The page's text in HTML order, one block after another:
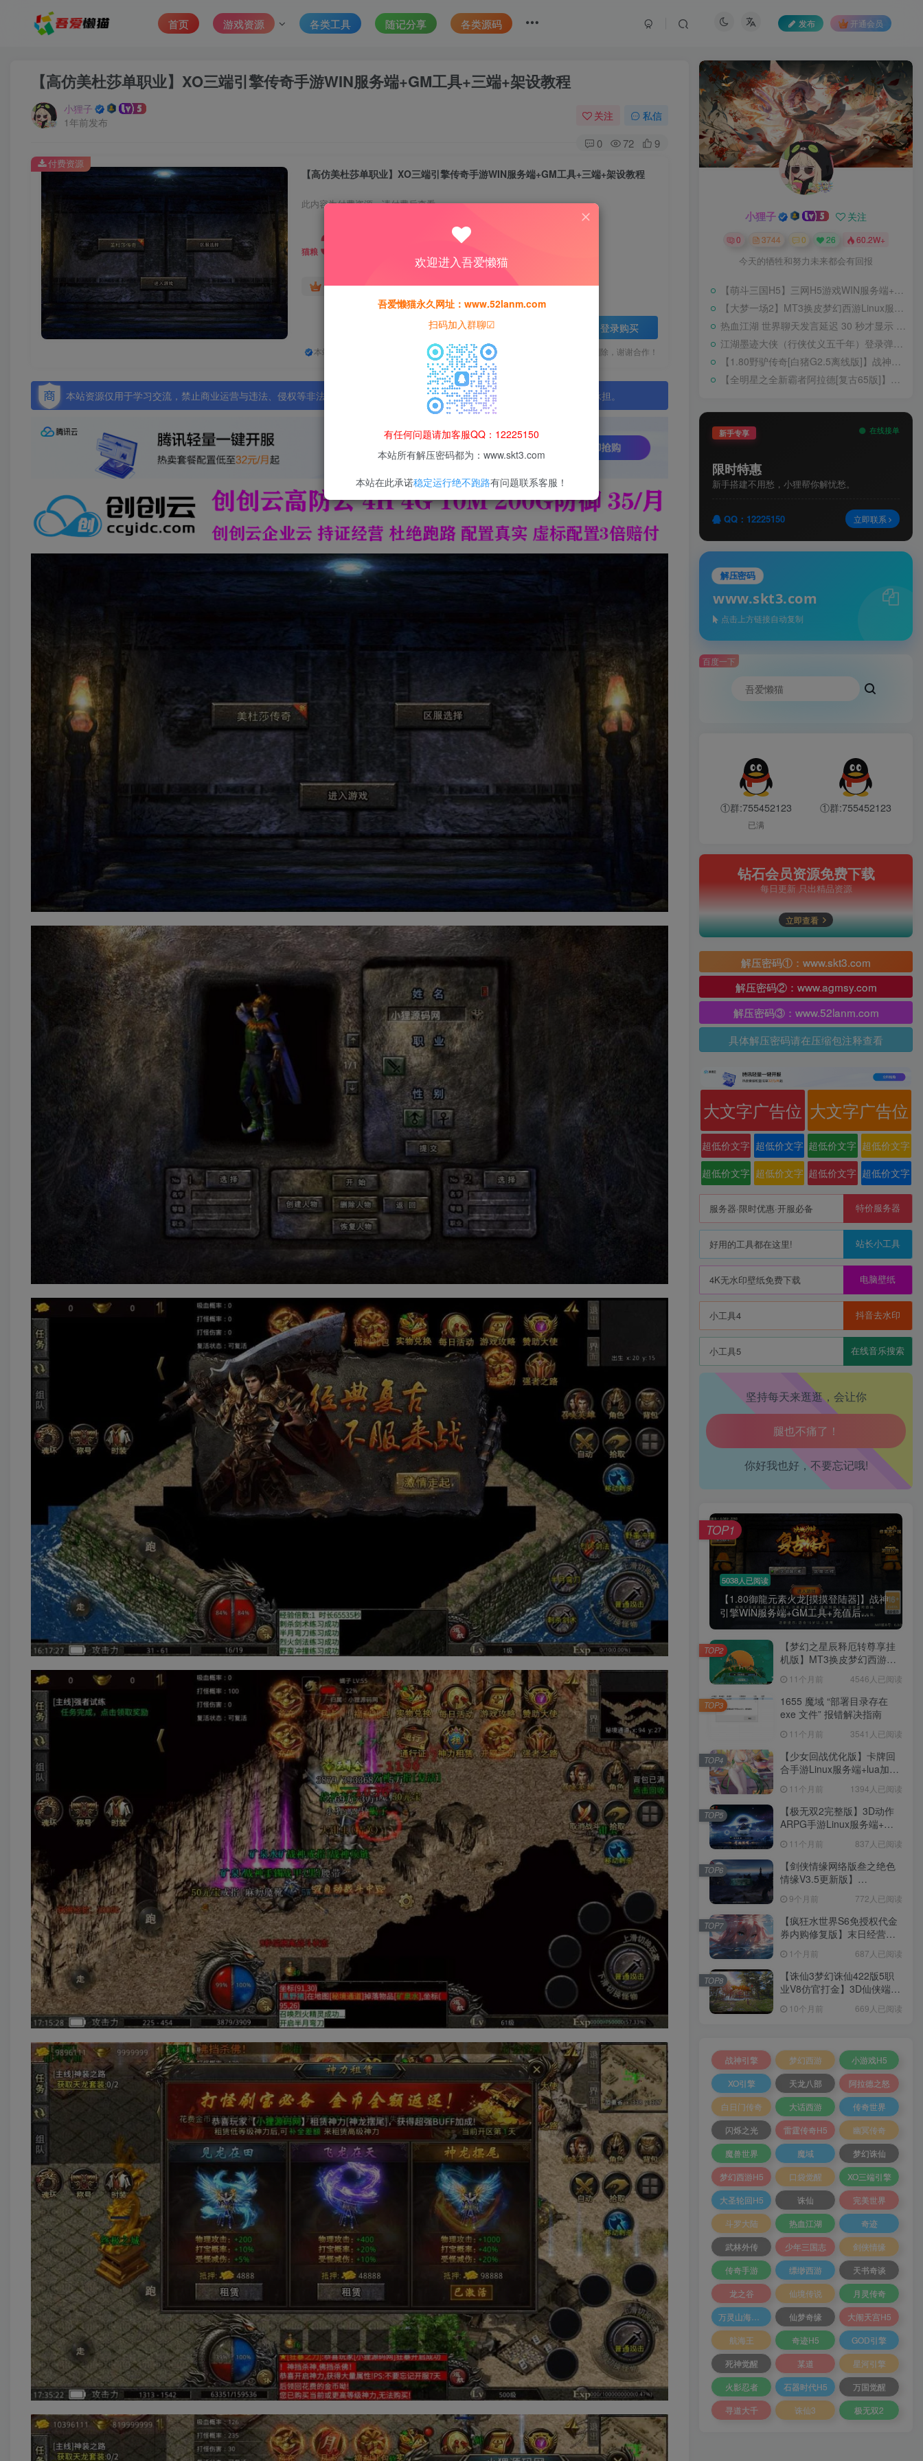
首页 游戏资源 各类工具 随记分享 各类源码 发布 开通会员
【高仿美杜莎单职业】XO三端引擎传奇手游WIN服务端+GM工具+三端+架设教程
小狸子
1年前发布
关注 私信
0 72 9
【高仿美杜莎单职业】XO三端引擎传奇手游WIN服务端+GM工具+三端+架设教程
此内容为付费资源，请付费后查看
猫粮 30
黄金会员猫粮15 钻石会员免费
登录购买
本站所有资源均为网络收集整理而来，仅供学习研究使用，请在下载后24h内删除，谢谢合作！
付费资源
本站资源仅用于学习交流，禁止商业运营与违法、侵权等非法行为；资源下载后请于 24 小时内删除，违规后果由使用者自行承担。
小狸子 关注
0 3744 0 26 60.2W+
今天的牺牲和努力未来都会有回报
【萌斗三国H5】三网H5游戏WIN服务端+开服清档+GM后台+架设教程
【大梦一场2】MT3换皮梦幻西游Linux服务端+GM后台+源码+双端+架设教程
热血江湖 世界聊天发言延迟 30 秒才显示 BUG 修复教程
江湖墨迹大侠（行侠仗义五千年）登录弹出 WELCOME 提示无法进游戏修复教程
【1.80野驴传奇[白猪G2.5离线版]】战神引擎WIN服务端+GM工具+充值后台+安卓+架设教程
【全明星之全新霸者阿拉德[复古65版]】横版闯关手游Linux服务端+配套表+WEB管理后台+GM授权后台+双端+架设教程
新手专享 在线接单
限时特惠
新手搭建不用愁，小狸帮你解忧愁。
QQ：12225150 立即联系
解压密码
www.skt3.com
点击上方链接自动复制
百度一下
①群:755452123
已满
①群:755452123
钻石会员资源免费下载
每日更新 只出精品资源
立即查看
解压密码①：www.skt3.com
解压密码②：www.agmsy.com
解压密码③：www.52lanm.com
具体解压密码请在压缩包注释查看
大文字广告位 大文字广告位
超低价文字
广告位
超低价文字
广告位
超低价文字
广告位
超低价文字
广告位
超低价文字
广告位
超低价文字
广告位
超低价文字
广告位
超低价文字
广告位
服务器·限时优惠·开服必备 特价服务器
好用的工具都在这里! 站长小工具
4K无水印壁纸免费下载 电脑壁纸
小工具4 抖音去水印
小工具5 在线音乐搜索
坚持每天来逛逛，会让你
生活也美好了！
心情也舒畅了！
腿也不痛了！
腰也不酸了！
工作也轻松了！
你好我也好，不要忘记哦!
5038人已阅读
【1.80御龍元素火龙[摸摸登陆器]】战神
引擎WIN服务端+GM工具+充值后...
TOP1
【梦幻之星辰释厄转尊享挂
机版】MT3换皮梦幻西游
+源码+架设教程
11个月前 4546人已阅读
TOP2
1655 魔域 “部署目录存在
exe 文件” 报错解决指南
11个月前 3541人已阅读
TOP3
【少女回战优化版】卡牌回
合手游Linux服务端+lua加解
权后台+安卓+架设教程
11个月前 1394人已阅读
TOP4
【极无双2完整版】3D动作
ARPG手游Linux服务端+全
+加解密工具+GM授权后台
+安卓+架设教程
11个月前 837人已阅读
TOP5
【剑侠情缘网络版叁之绝色
情缘V3.5更新版】
端+GM指令+PC客户端+架设
教程
9个月前 772人已阅读
TOP6
【疯狂水世界S6免授权代金
券内购修复版】末日经营生
工具+管理后台+CDK授权后
台+安卓+架设教程
1个月前 687人已阅读
TOP7
【诛仙3梦幻诛仙422版5职
业V8仿官打金】3D仙侠端游
工具+PC客户端+架设教程
10个月前 669人已阅读
TOP8
战神引擎 梦幻西游
小游戏H5
XO引擎
天龙八部
阿拉德之怒
白日门传奇
大话西游
传奇世界
闪烁之光
雷霆传奇H5
幽冥传奇
魔兽世界
魔域
梦幻诛仙
梦幻西游H5
口袋觉醒
XO三端引擎
大圣轮回H5
诛仙
完美世界
斗罗大陆
热血江湖
奇迹
武林外传
少年三国志
剑侠情缘
传奇手游
缥缈西游
天书奇谈
龙之谷
仙境传说
月灵传奇
仙梦奇缘
大闹天宫H5
航海王
奇迹H5
GOD引擎
死神觉醒
某道
星河引擎
火影忍者
石器时代H5
万国觉醒
寻道大千
诛仙3 极无双2
欢迎进入吾爱懒猫
吾爱懒猫永久网址：www.52lanm.com
扫码加入群聊☑
有任何问题请加客服QQ：12225150
本站所有解压密码都为：www.skt3.com
本站在此承诺稳定运行绝不跑路有问题联系客服！